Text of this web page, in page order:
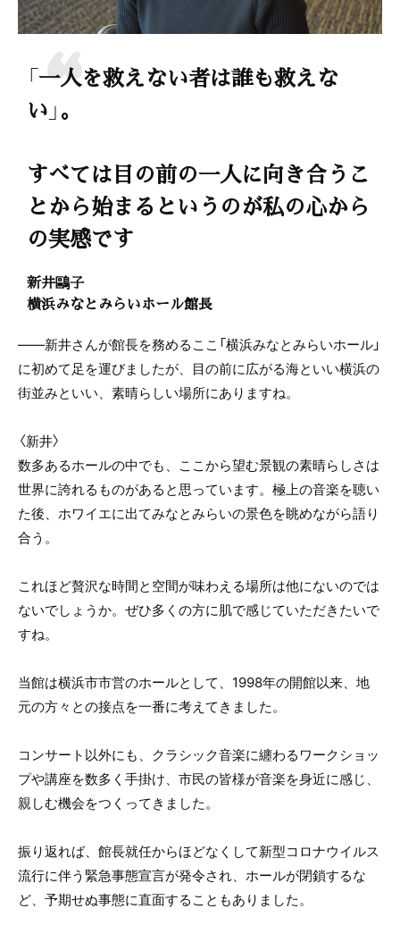
「一人を救えない者は誰も救えな
い」。
すべては目の前の一人に向き合うこ
とから始まるというのが私の心から
の実感です
新井鷗子
横浜みなとみらいホール館長
——新井さんが館長を務めるここ「横浜みなとみらいホール」
に初めて足を運びましたが、目の前に広がる海といい横浜の
街並みといい、素晴らしい場所にありますね。
〈新井〉
数多あるホールの中でも、ここから望む景観の素晴らしさは
世界に誇れるものがあると思っています。極上の音楽を聴い
た後、ホワイエに出てみなとみらいの景色を眺めながら語り
合う。
これほど贅沢な時間と空間が味わえる場所は他にないのでは
ないでしょうか。ぜひ多くの方に肌で感じていただきたいで
すね。
当館は横浜市市営のホールとして、1998年の開館以来、地
元の方々との接点を一番に考えてきました。
コンサート以外にも、クラシック音楽に纏わるワークショッ
プや講座を数多く手掛け、市民の皆様が音楽を身近に感じ、
親しむ機会をつくってきました。
振り返れば、館長就任からほどなくして新型コロナウイルス
流行に伴う緊急事態宣言が発令され、ホールが閉鎖するな
ど、予期せぬ事態に直面することもありました。